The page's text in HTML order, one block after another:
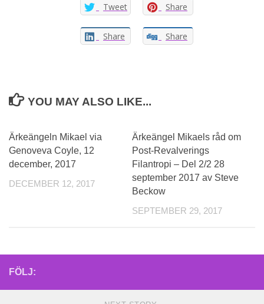
Tweet Share
Share Share
YOU MAY ALSO LIKE...
Ärkeängeln Mikael via
Genoveva Coyle, 12
december, 2017
DECEMBER 12, 2017
Ärkeängel Mikaels råd om
Post-Revalverings
Filantropi – Del 2/2 28
september 2017 av Steve
Beckow
SEPTEMBER 29, 2017
FÖLJ: